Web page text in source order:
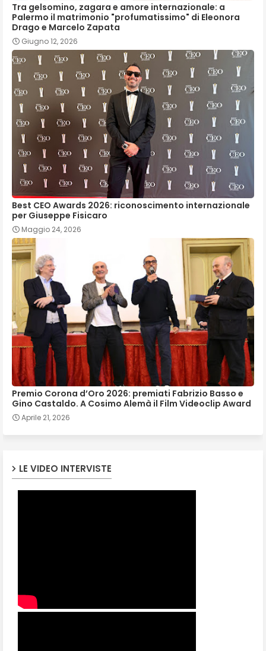
Tra gelsomino, zagara e amore internazionale: a
Palermo il matrimonio "profumatissimo" di Eleonora
Drago e Marcelo Zapata
Giugno 12, 2026
Best CEO Awards 2026: riconoscimento internazionale
per Giuseppe Fisicaro
Maggio 24, 2026
Premio Corona d’Oro 2026: premiati Fabrizio Basso e
Gino Castaldo. A Cosimo Alemà il Film Videoclip Award
Aprile 21, 2026
LE VIDEO INTERVISTE